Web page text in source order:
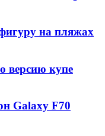
на пляжах
версию купе
Galaxy F70